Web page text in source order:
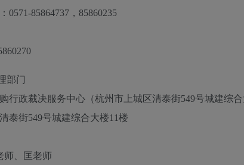
0571-85864737，85860235
部门
政裁决服务中心（杭州市上城区清泰街549号城建综合
街549号城建综合大楼11楼
师、匡老师